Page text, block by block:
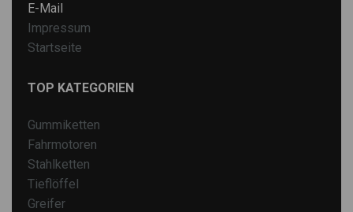
E-Mail
Impressum
Startseite
TOP KATEGORIEN
Gummiketten
Fahrmotoren
Stahlketten
Tieflöffel
Greifer